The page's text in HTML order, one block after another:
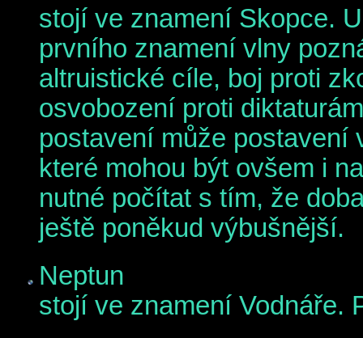
stojí ve znamení Skopce.
prvního znamení vlny
altruistické cíle, boj proti
osvobození proti
postavení může postavení
které mohou být ovšem i
nutné počítat s tím, že
ještě poněkud výbušnější.
Neptun
stojí ve znamení Vodnáře.